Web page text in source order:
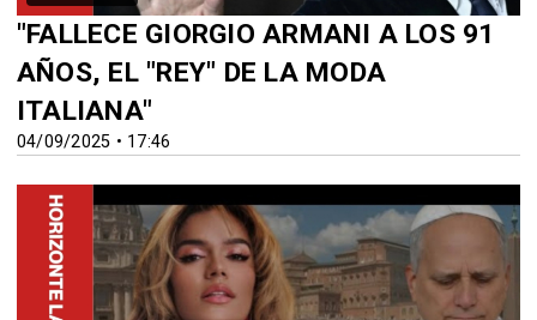
04/09/2025 • 17:46
"FALLECE GIORGIO ARMANI A LOS 91
AÑOS, EL "REY" DE LA MODA
ITALIANA"